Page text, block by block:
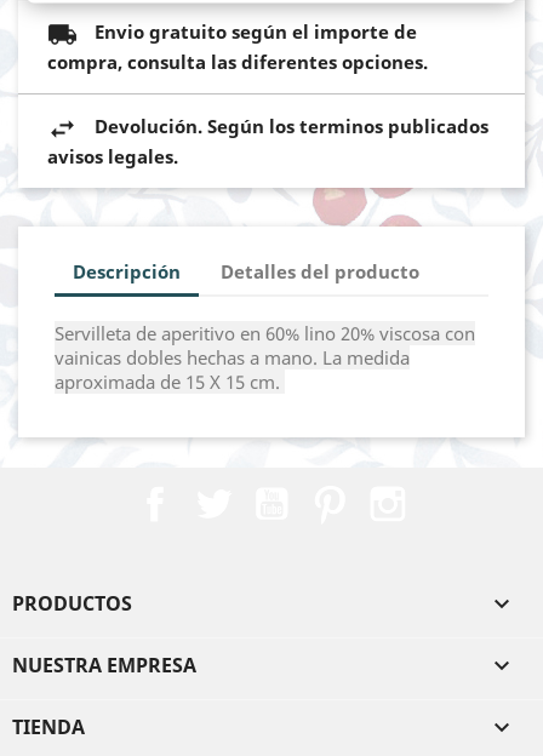
Envio gratuito según el importe de
compra, consulta las diferentes opciones.
Devolución. Según los terminos publicados
avisos legales.
Descripción Detalles del producto
Servilleta de aperitivo en 60% lino 20% viscosa con
vainicas dobles hechas a mano. La medida
aproximada de 15 X 15 cm.
PRODUCTOS 
NUESTRA EMPRESA 
TIENDA 